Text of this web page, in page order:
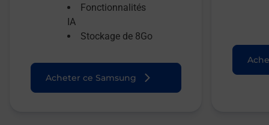
Fonctionnalités
IA
Stockage de 8Go
Acheter ce Samsung